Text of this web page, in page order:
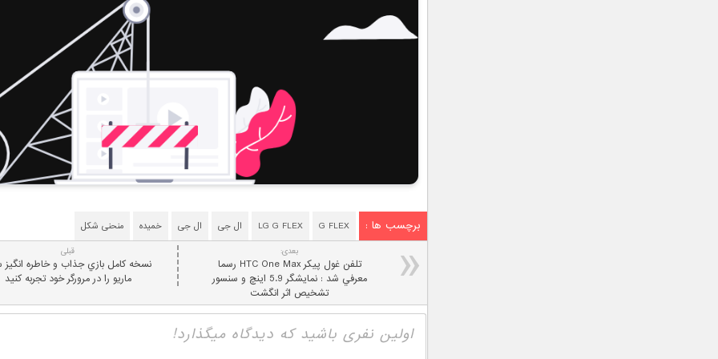
برچسب ها : G FLEX
LG G FLEX ال جی ال جی خمیده منحنی شکل
قبلی
نسخه کامل بازي جذاب و خاطره انگيز
ماريو را در مرورگر خود تجربه کنيد
بعدی:
تلفن غول پيکر HTC One Max رسما
معرفي شد : نمایشگر 5.9 اینچ و سنسور
تشخيص اثر انگشت